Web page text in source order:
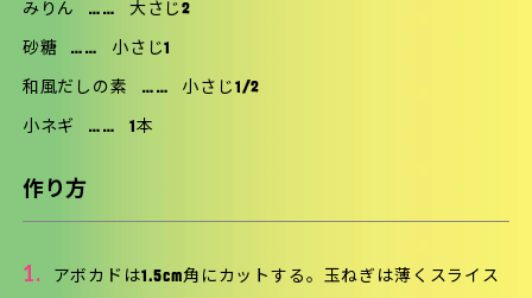
みりん …… 大さじ2
砂糖 …… 小さじ1
和風だしの素 …… 小さじ1/2
小ネギ …… 1本
作り方
1.
アボカドは1.5cm角にカットする。玉ねぎは薄くスライス